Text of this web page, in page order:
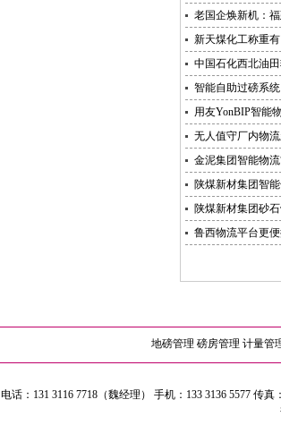
老国企焕新机：
新天煤化工称重
中国石化西北油
智能自助过磅系
用友YonBIP智能
无人值守厂内物
金泥集团智能物
陕煤新材集团智
陕煤新材集团砂
鲁西物流平台更
地磅管理 磅房管理 计量管
电话：131 3116 7718（魏经理） 手机：133 3136 5577 传